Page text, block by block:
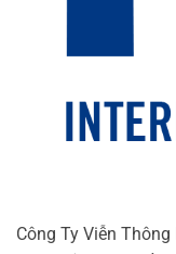
Công Ty Viễn